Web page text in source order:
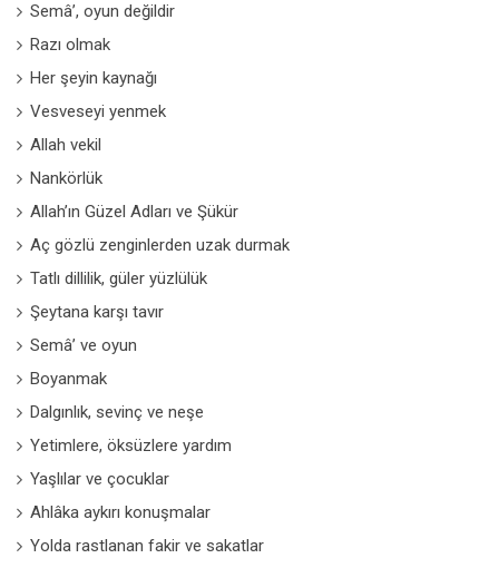
Semâ’, oyun değildir
Razı olmak
Her şeyin kaynağı
Vesveseyi yenmek
Allah vekil
Nankörlük
Allah’ın Güzel Adları ve Şükür
Aç gözlü zenginlerden uzak durmak
Tatlı dillilik, güler yüzlülük
Şeytana karşı tavır
Semâ’ ve oyun
Boyanmak
Dalgınlık, sevinç ve neşe
Yetimlere, öksüzlere yardım
Yaşlılar ve çocuklar
Ahlâka aykırı konuşmalar
Yolda rastlanan fakir ve sakatlar